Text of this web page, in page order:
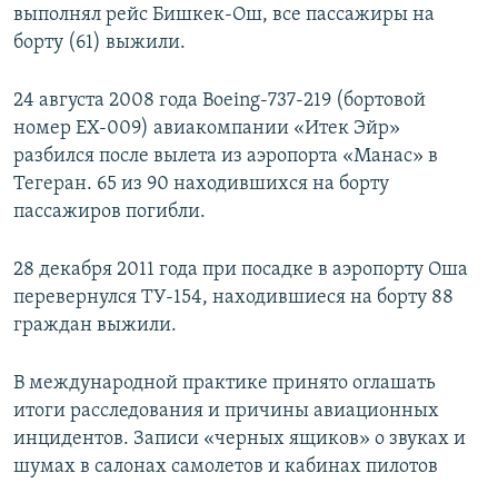
выполнял рейс Бишкек-Ош, все пассажиры на
борту (61) выжили.
24 августа 2008 года Boeing-737-219 (бортовой
номер ЕХ-009) авиакомпании «Итек Эйр»
разбился после вылета из аэропорта «Манас» в
Тегеран. 65 из 90 находившихся на борту
пассажиров погибли.
28 декабря 2011 года при посадке в аэропорту Оша
перевернулся ТУ-154, находившиеся на борту 88
граждан выжили.
В международной практике принято оглашать
итоги расследования и причины авиационных
инцидентов. Записи «черных ящиков» о звуках и
шумах в салонах самолетов и кабинах пилотов